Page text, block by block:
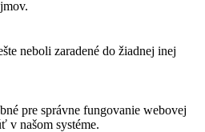
neboli zaradené do žiadnej inej
pre správne fungovanie webovej
v našom systéme.